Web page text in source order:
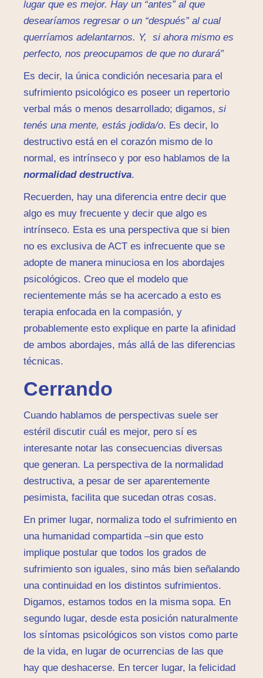
lugar que es mejor. Hay un “antes” al que
desearíamos regresar o un “después” al cual
querríamos adelantarnos. Y, si ahora mismo es
perfecto, nos preocupamos de que no durará”
Es decir, la única condición necesaria para el
sufrimiento psicológico es poseer un repertorio
verbal más o menos desarrollado; digamos, si
tenés una mente, estás jodida/o. Es decir, lo
destructivo está en el corazón mismo de lo
normal, es intrínseco y por eso hablamos de la
normalidad destructiva.
Recuerden, hay una diferencia entre decir que
algo es muy frecuente y decir que algo es
intrínseco. Esta es una perspectiva que si bien
no es exclusiva de ACT es infrecuente que se
adopte de manera minuciosa en los abordajes
psicológicos. Creo que el modelo que
recientemente más se ha acercado a esto es
terapia enfocada en la compasión, y
probablemente esto explique en parte la afinidad
de ambos abordajes, más allá de las diferencias
técnicas.
Cerrando
Cuando hablamos de perspectivas suele ser
estéril discutir cuál es mejor, pero sí es
interesante notar las consecuencias diversas
que generan. La perspectiva de la normalidad
destructiva, a pesar de ser aparentemente
pesimista, facilita que sucedan otras cosas.
En primer lugar, normaliza todo el sufrimiento en
una humanidad compartida –sin que esto
implique postular que todos los grados de
sufrimiento son iguales, sino más bien señalando
una continuidad en los distintos sufrimientos.
Digamos, estamos todos en la misma sopa. En
segundo lugar, desde esta posición naturalmente
los síntomas psicológicos son vistos como parte
de la vida, en lugar de ocurrencias de las que
hay que deshacerse. En tercer lugar, la felicidad